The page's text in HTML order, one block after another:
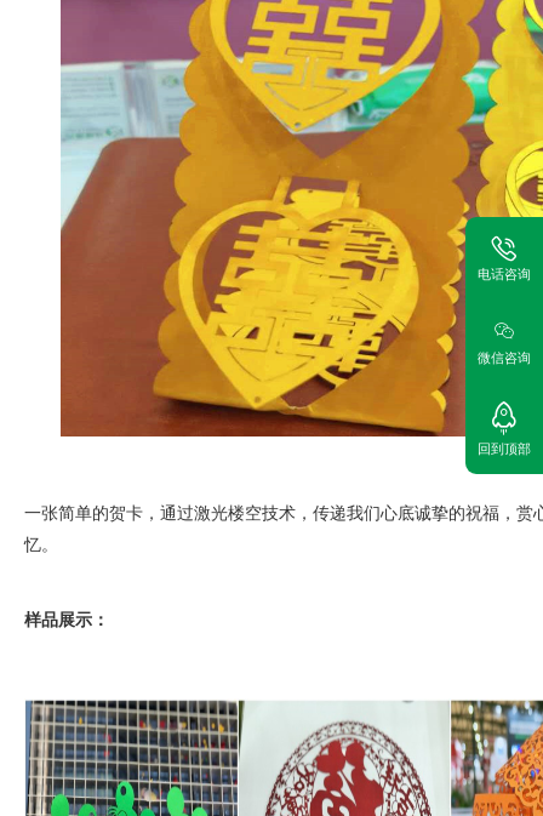
一张简单的贺卡，通过激光楼空技术，传递我们心底诚挚的祝福，赏
忆。
样品展示：
电话咨询
微信咨询
回到顶部